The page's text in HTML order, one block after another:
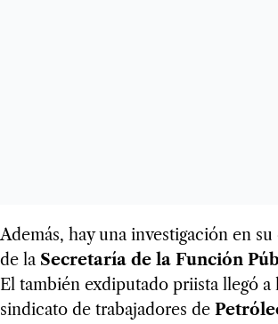
Además, hay una investigación en
de la Secretaría de la Función
El también exdiputado priista llegó a
sindicato de trabajadores de